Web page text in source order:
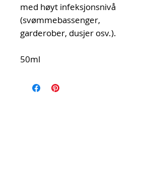
med høyt infeksjonsnivå
(svømmebassenger,
garderober, dusjer osv.).
50ml